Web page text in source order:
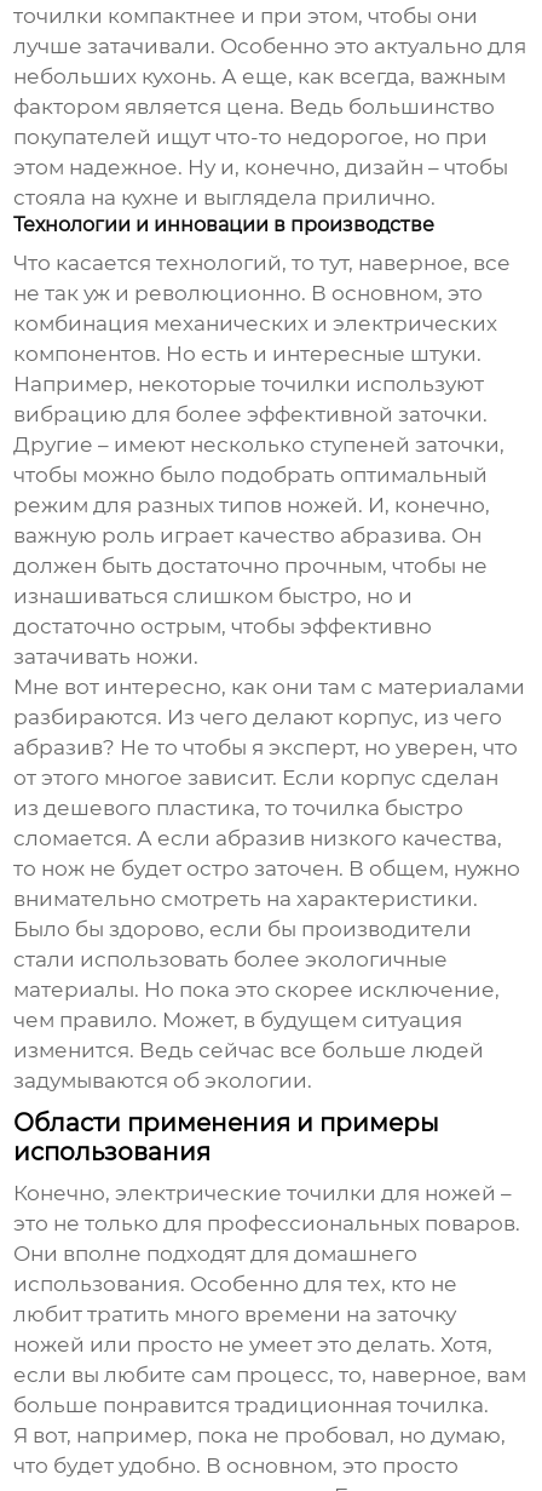
точилки компактнее и при этом, чтобы они
лучше затачивали. Особенно это актуально для
небольших кухонь. А еще, как всегда, важным
фактором является цена. Ведь большинство
покупателей ищут что-то недорогое, но при
этом надежное. Ну и, конечно, дизайн – чтобы
стояла на кухне и выглядела прилично.
Технологии и инновации в производстве
Что касается технологий, то тут, наверное, все
не так уж и революционно. В основном, это
комбинация механических и электрических
компонентов. Но есть и интересные штуки.
Например, некоторые точилки используют
вибрацию для более эффективной заточки.
Другие – имеют несколько ступеней заточки,
чтобы можно было подобрать оптимальный
режим для разных типов ножей. И, конечно,
важную роль играет качество абразива. Он
должен быть достаточно прочным, чтобы не
изнашиваться слишком быстро, но и
достаточно острым, чтобы эффективно
затачивать ножи.
Мне вот интересно, как они там с материалами
разбираются. Из чего делают корпус, из чего
абразив? Не то чтобы я эксперт, но уверен, что
от этого многое зависит. Если корпус сделан
из дешевого пластика, то точилка быстро
сломается. А если абразив низкого качества,
то нож не будет остро заточен. В общем, нужно
внимательно смотреть на характеристики.
Было бы здорово, если бы производители
стали использовать более экологичные
материалы. Но пока это скорее исключение,
чем правило. Может, в будущем ситуация
изменится. Ведь сейчас все больше людей
задумываются об экологии.
Области применения и примеры
использования
Конечно,электрические точилки для ножей –
это не только для профессиональных поваров.
Они вполне подходят для домашнего
использования. Особенно для тех, кто не
любит тратить много времени на заточку
ножей или просто не умеет это делать. Хотя,
если вы любите сам процесс, то, наверное, вам
больше понравится традиционная точилка.
Я вот, например, пока не пробовал, но думаю,
что будет удобно. В основном, это просто